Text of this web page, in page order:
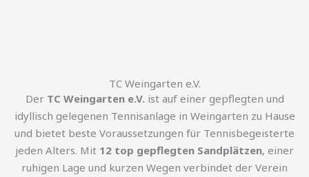
TC Weingarten e.V.
Der TC Weingarten e.V. ist auf einer gepflegten und
idyllisch gelegenen Tennisanlage in Weingarten zu Hause
und bietet beste Voraussetzungen für Tennisbegeisterte
jeden Alters. Mit 12 top gepflegten Sandplätzen, einer
ruhigen Lage und kurzen Wegen verbindet der Verein